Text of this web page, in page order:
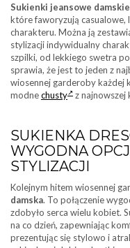
Sukienki jeansowe damskie
które faworyzują casualowe,
charakteru. Można ją
stylizacji indywidualny
szpilki, od lekkiego swetra
sprawia, że jest to jeden z
wiosennej garderoby każdej
modnechusty z najnowszej
SUKIENKA
WYGODNA
STYLIZACJI
Kolejnym hitem wiosennej
damska. To połączenie
zdobyło serca wielu kobiet.
na co dzień, zapewniając
prezentując się stylowo i